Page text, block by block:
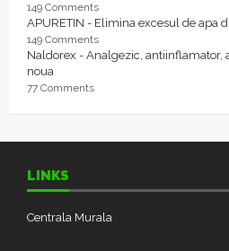
149 Comments
APURETIN - Elimina excesul de apa
149 Comments
Naldorex - Analgezic, antiinflamator,
noua
77 Comments
LINKS
Centrala Murala